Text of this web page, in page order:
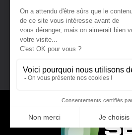
TwitterYouTube